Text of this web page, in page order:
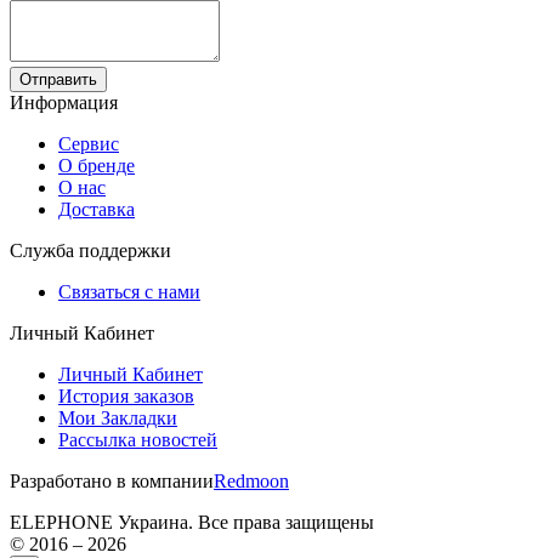
Отправить
Информация
Сервис
О бренде
О нас
Доставка
Служба поддержки
Связаться с нами
Личный Кабинет
Личный Кабинет
История заказов
Мои Закладки
Рассылка новостей
Разработано в компанииRedmoon
ELEPHONE Украина. Все права защищены
© 2016 – 2026